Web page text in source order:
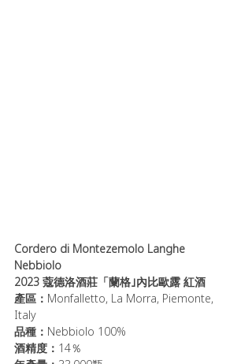
Cordero di Montezemolo Langhe
Nebbiolo
2023 蔻德洛酒莊「蘭格｣內比歐露 紅酒
產區： Monfalletto, La Morra, Piemonte,
Italy
品種： Nebbiolo 100%
酒精度： 14％